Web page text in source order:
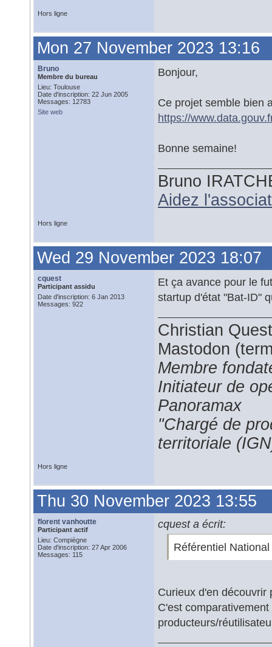
Hors ligne
Mon 27 November 2023 13:16
Bruno
Membre du bureau
Lieu: Toulouse
Date d'inscription: 22 Jun 2005
Messages: 12783
Site web
Bonjour,
Ce projet semble bien
https://
Bonne semaine!
Bruno
Aidez
Hors ligne
Wed 29 November 2023 18:07
cquest
Participant assidu
Date d'inscription: 6 Jan 2013
Messages: 922
Et ça avance pour le
startup d'état "Bat-ID"
Christian
Mastodon
Membre
Initiateur de
Panoramax
"Chargé de
territoriale
Hors ligne
Thu 30 November 2023 13:55
florent vanhoutte
Participant actif
Lieu: Compiègne
Date d'inscription: 27 Apr 2006
Messages: 115
cquest a écrit:
Référentiel
Curieux d'en découvrir
C'est
producteurs/